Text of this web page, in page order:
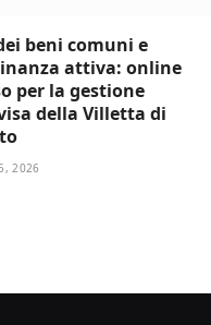
beni comuni e
attiva: online
per la gestione
della Villetta di
2026